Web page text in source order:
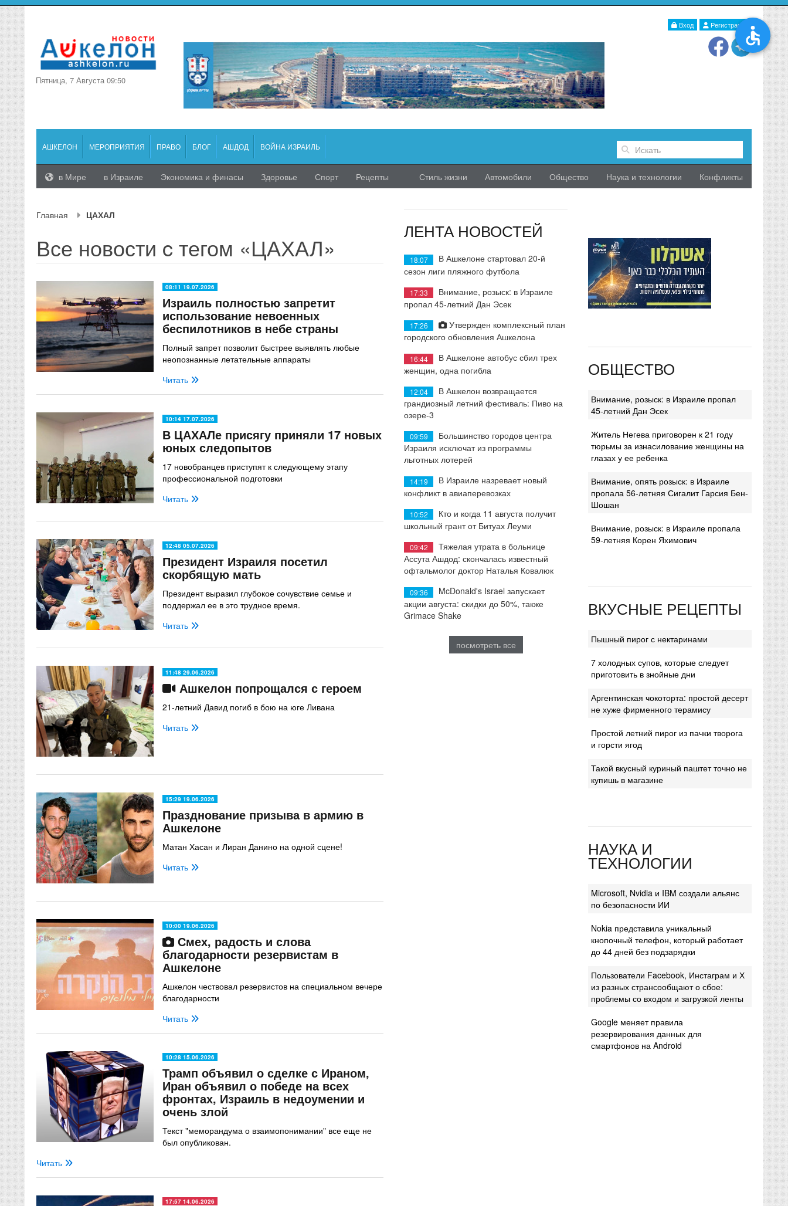
Вход Регистрация
Пятница, 7 Августа 09:50
АШКЕЛОН МЕРОПРИЯТИЯ ПРАВО БЛОГ АШДОД ВОЙНА ИЗРАИЛЬ
в Мире в Израиле Экономика и финасы Здоровье Спорт Рецепты Стиль жизни Автомобили Общество Наука и технологии Конфликты
Главная ЦАХАЛ
Все новости c тегом «ЦАХАЛ»
08:11 19.07.2026
Израиль полностью запретит
использование невоенных
беспилотников в небе страны
Полный запрет позволит быстрее выявлять любые
неопознанные летательные аппараты
Читать
10:14 17.07.2026
В ЦАХАЛе присягу приняли 17 новых
юных следопытов
17 новобранцев приступят к следующему этапу
профессиональной подготовки
Читать
12:48 05.07.2026
Президент Израиля посетил
скорбящую мать
Президент выразил глубокое сочувствие семье и
поддержал ее в это трудное время.
Читать
11:48 29.06.2026
Ашкелон попрощался с героем
21-летний Давид погиб в бою на юге Ливана
Читать
15:29 19.06.2026
Празднование призыва в армию в
Ашкелоне
Матан Хасан и Лиран Данино на одной сцене!
Читать
10:00 19.06.2026
Смех, радость и слова
благодарности резервистам в
Ашкелоне
Ашкелон чествовал резервистов на специальном вечере
благодарности
Читать
10:28 15.06.2026
Трамп объявил о сделке с Ираном,
Иран объявил о победе на всех
фронтах, Израиль в недоумении и
очень злой
Текст "меморандума о взаимопонимании" все еще не
был опубликован.
Читать
17:57 14.06.2026
ЛЕНТА НОВОСТЕЙ
18:07
В Ашкелоне стартовал 20-й
сезон лиги пляжного футбола
17:33
Внимание, розыск: в Израиле
пропал 45-летний Дан Эсек
17:26
Утвержден комплексный план
городского обновления Ашкелона
16:44
В Ашкелоне автобус сбил трех
женщин, одна погибла
12:04
В Ашкелон возвращается
грандиозный летний фестиваль: Пиво на
озере-3
09:59
Большинство городов центра
Израиля исключат из программы
льготных лотерей
14:19
В Израиле назревает новый
конфликт в авиаперевозках
10:52
Кто и когда 11 августа получит
школьный грант от Битуах Леуми
09:42
Тяжелая утрата в больнице
Ассута Ашдод: скончалась известный
офтальмолог доктор Наталья Ковалюк
09:36
McDonald's Israel запускает
акции августа: скидки до 50%, также
Grimace Shake
посмотреть все
ОБЩЕСТВО
Внимание, розыск: в Израиле пропал
45-летний Дан Эсек
Житель Негева приговорен к 21 году
тюрьмы за изнасилование женщины на
глазах у ее ребенка
Внимание, опять розыск: в Израиле
пропала 56-летняя Сигалит Гарсия Бен-
Шошан
Внимание, розыск: в Израиле пропала
59-летняя Корен Яхимович
ВКУСНЫЕ РЕЦЕПТЫ
Пышный пирог с нектаринами
7 холодных супов, которые следует
приготовить в знойные дни
Аргентинская чокоторта: простой десерт
не хуже фирменного терамису
Простой летний пирог из пачки творога
и горсти ягод
Такой вкусный куриный паштет точно не
купишь в магазине
НАУКА И
ТЕХНОЛОГИИ
Microsoft, Nvidia и IBM создали альянс
по безопасности ИИ
Nokia представила уникальный
кнопочный телефон, который работает
до 44 дней без подзарядки
Пользователи Facebook, Инстаграм и Х
из разных странсообщают о сбое:
проблемы со входом и загрузкой ленты
Google меняет правила
резервирования данных для
смартфонов на Android